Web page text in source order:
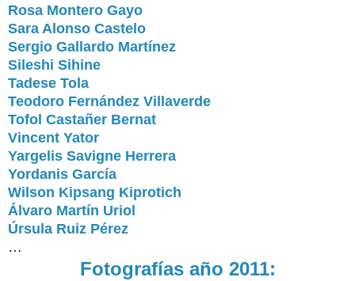
Rosa Montero Gayo
Sara Alonso Castelo
Sergio Gallardo Martínez
Sileshi Sihine
Tadese Tola
Teodoro Fernández Villaverde
Tofol Castañer Bernat
Vincent Yator
Yargelis Savigne Herrera
Yordanis García
Wilson Kipsang Kiprotich
Álvaro Martín Uriol
Úrsula Ruiz Pérez
…
Fotografías año 2011: